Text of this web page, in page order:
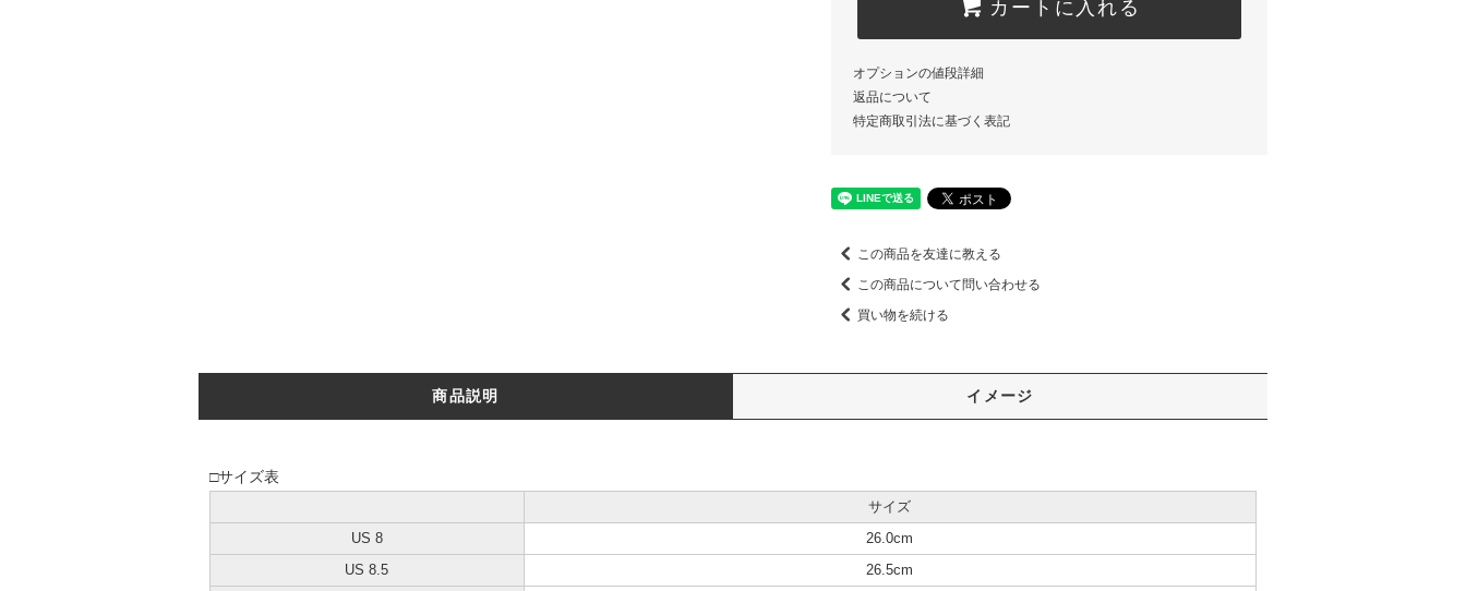
オプションの値段詳細
返品について
特定商取引法に基づく表記
この商品を友達に教える
この商品について問い合わせる
買い物を続ける
商品説明 イメージ
□サイズ表
サイズ
US 8 26.0cm
US 8.5 26.5cm